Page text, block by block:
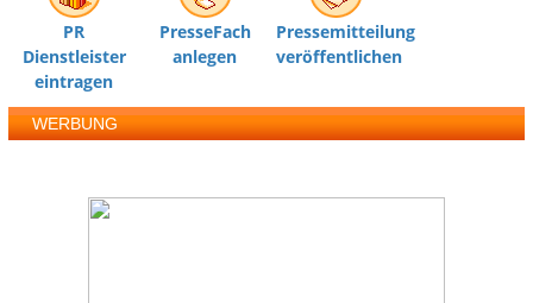
PR
Dienstleister
eintragen
PresseFach
anlegen
Pressemitteilung
veröffentlichen
WERBUNG